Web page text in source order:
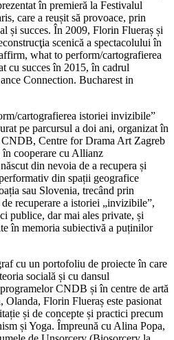
în premieră la Festivalul
care a reușit să provoace, prin
și succes. În 2009, Florin Flueraș și
scenică a spectacolului în
what to perform/cartografierea
cu succes în 2015, în cadrul
Connection. Bucharest in
cartografierea istoriei invizibile”
pe parcursul a doi ani, organizat în
Centre for Drama Art Zagreb
cooperare cu Allianz
din nevoia de a recupera și
din spații geografice
sau Slovenia, trecând prin
recuperare a istoriei „invizibile”,
publice, dar mai ales private, și
în memoria subiectivă a puținilor
cu un portofoliu de proiecte în care
socială și cu dansul
CNDB și în centre de artă
Florin Flueraș este pasionat
și de concepte și practici precum
și Yoga. Împreună cu Alina Popa,